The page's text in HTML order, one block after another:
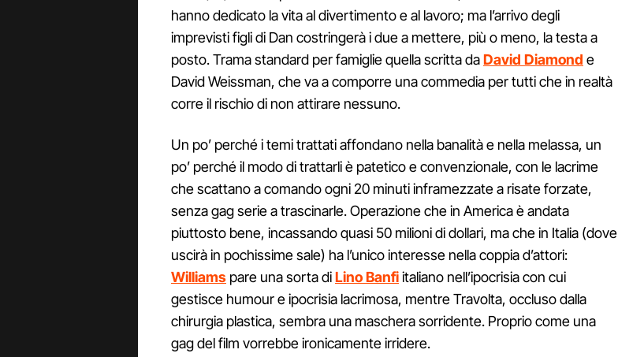
hanno dedicato la vita al divertimento e al lavoro; ma l’arrivo degli
imprevisti figli di Dan costringerà i due a mettere, più o meno, la testa a
posto. Trama standard per famiglie quella scritta daDavid Diamond e
David Weissman, che va a comporre una commedia per tutti che in realtà
corre il rischio di non attirare nessuno.
Un po’ perché i temi trattati affondano nella banalità e nella melassa, un
po’ perché il modo di trattarli è patetico e convenzionale, con le lacrime
che scattano a comando ogni 20 minuti inframezzate a risate forzate,
senza gag serie a trascinarle. Operazione che in America è andata
piuttosto bene, incassando quasi 50 milioni di dollari, ma che in Italia (dove
uscirà in pochissime sale) ha l’unico interesse nella coppia d’attori:
Williams pare una sorta diLino Banfiitaliano nell’ipocrisia con cui
gestisce humour e ipocrisia lacrimosa, mentre Travolta, occluso dalla
chirurgia plastica, sembra una maschera sorridente. Proprio come una
gag del film vorrebbe ironicamente irridere.